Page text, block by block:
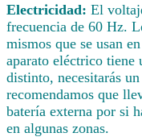
Electricidad: El
frecuencia de 60 Hz.
mismos que se usan
aparato eléctrico tiene
distinto, necesitarás
recomendamos que
batería externa por si
en algunas zonas.